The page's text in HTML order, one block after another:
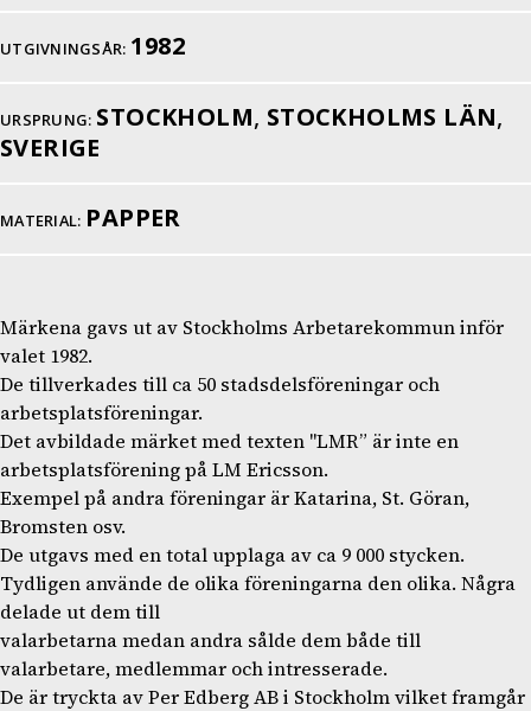
UTGIVNINGSÅR: 1982
URSPRUNG: STOCKHOLM, STOCKHOLMS LÄN,
SVERIGE
MATERIAL: PAPPER
Märkena gavs ut av Stockholms Arbetarekommun inför
valet 1982.
De tillverkades till ca 50 stadsdelsföreningar och
arbetsplatsföreningar.
Det avbildade märket med texten "LMR” är inte en
arbetsplatsförening på LM Ericsson.
Exempel på andra föreningar är Katarina, St. Göran,
Bromsten osv.
De utgavs med en total upplaga av ca 9 000 stycken.
Tydligen använde de olika föreningarna den olika. Några
delade ut dem till
valarbetarna medan andra sålde dem både till
valarbetare, medlemmar och intresserade.
De är tryckta av Per Edberg AB i Stockholm vilket framgår